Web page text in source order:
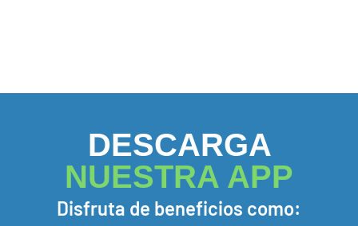
DESCARGA
NUESTRA APP
Disfruta de beneficios como: